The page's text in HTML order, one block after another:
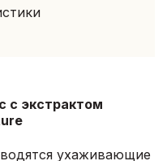
с экстрактом
ухаживающие